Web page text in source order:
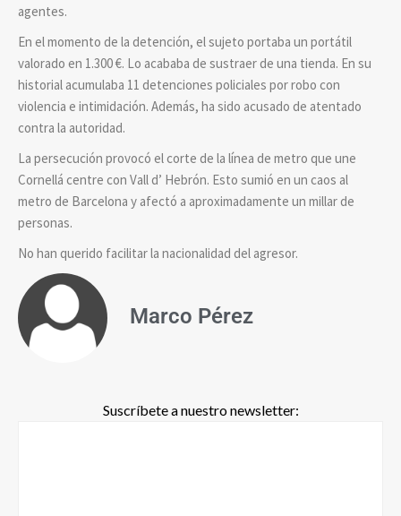
agentes.
En el momento de la detención, el sujeto portaba un portátil
valorado en 1.300 €. Lo acababa de sustraer de una tienda. En su
historial acumulaba 11 detenciones policiales por robo con
violencia e intimidación. Además, ha sido acusado de atentado
contra la autoridad.
La persecución provocó el corte de la línea de metro que une
Cornellá centre con Vall d’ Hebrón. Esto sumió en un caos al
metro de Barcelona y afectó a aproximadamente un millar de
personas.
No han querido facilitar la nacionalidad del agresor.
Marco Pérez
Suscríbete a nuestro newsletter: